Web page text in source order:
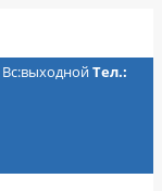
Вс:выходнойТел.: